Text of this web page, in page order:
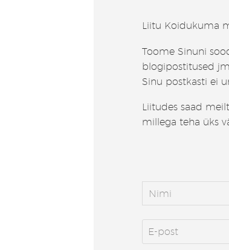
Liitu Koidukuma
Toome Sinuni
blogipostitused
Sinu postkasti ei
Liitudes saad
millega teha üks